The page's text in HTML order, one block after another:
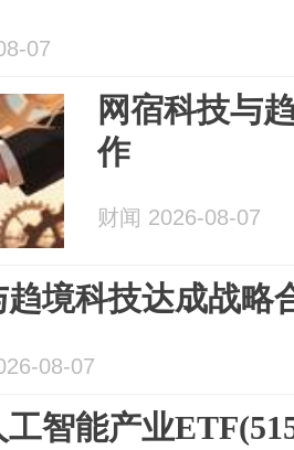
07
网宿科技与
作
财闻 2026-08-07
趋境科技达成战略
08-07
智能产业